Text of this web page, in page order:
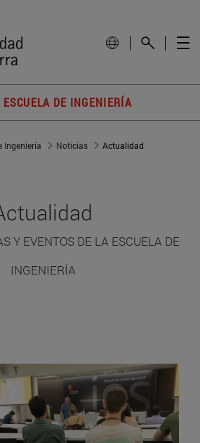
DE INGENIERÍA
Ingeniería Noticias Actualidad
Y EVENTOS DE LA ESCUELA DE
INGENIERÍA